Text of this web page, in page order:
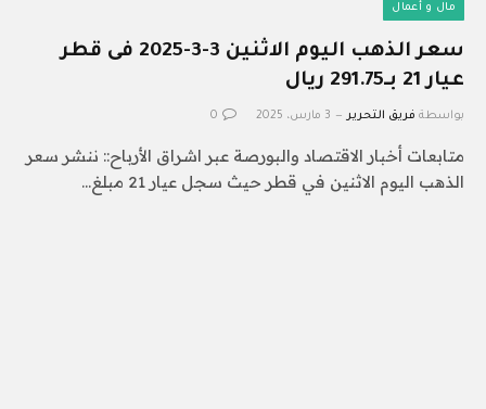
مال و أعمال
سعر الذهب اليوم الاثنين 3-3-2025 فى قطر
عيار 21 بـ291.75 ريال
بواسطة فريق التحرير 3 مارس، 2025 0
متابعات أخبار الاقتصاد والبورصة عبر اشراق الأرباح:: ننشر سعر
الذهب اليوم الاثنين في قطر حيث سجل عيار 21 مبلغ…